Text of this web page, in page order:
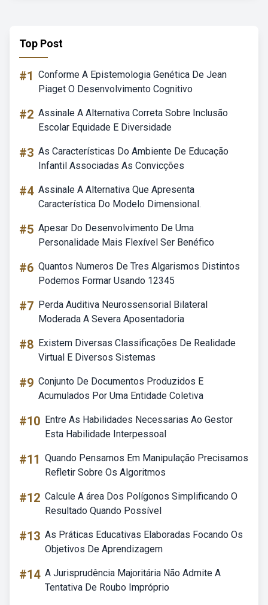
Top Post
#1 Conforme A Epistemologia Genética De Jean
Piaget O Desenvolvimento Cognitivo
#2 Assinale A Alternativa Correta Sobre Inclusão
Escolar Equidade E Diversidade
#3 As Características Do Ambiente De Educação
Infantil Associadas As Convicções
#4 Assinale A Alternativa Que Apresenta
Característica Do Modelo Dimensional.
#5 Apesar Do Desenvolvimento De Uma
Personalidade Mais Flexível Ser Benéfico
#6 Quantos Numeros De Tres Algarismos Distintos
Podemos Formar Usando 12345
#7 Perda Auditiva Neurossensorial Bilateral
Moderada A Severa Aposentadoria
#8 Existem Diversas Classificações De Realidade
Virtual E Diversos Sistemas
#9 Conjunto De Documentos Produzidos E
Acumulados Por Uma Entidade Coletiva
#10 Entre As Habilidades Necessarias Ao Gestor
Esta Habilidade Interpessoal
#11 Quando Pensamos Em Manipulação Precisamos
Refletir Sobre Os Algoritmos
#12 Calcule A área Dos Polígonos Simplificando O
Resultado Quando Possível
#13 As Práticas Educativas Elaboradas Focando Os
Objetivos De Aprendizagem
#14 A Jurisprudência Majoritária Não Admite A
Tentativa De Roubo Impróprio